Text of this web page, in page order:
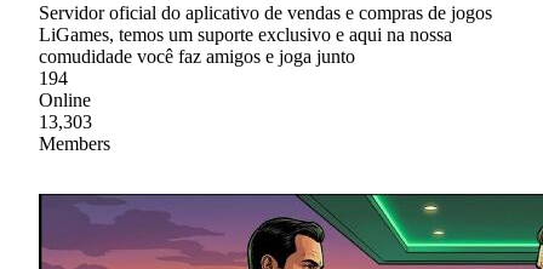
Servidor oficial do aplicativo de vendas e compras de jogos
LiGames, temos um suporte exclusivo e aqui na nossa
comudidade você faz amigos e joga junto
194
Online
13,303
Members